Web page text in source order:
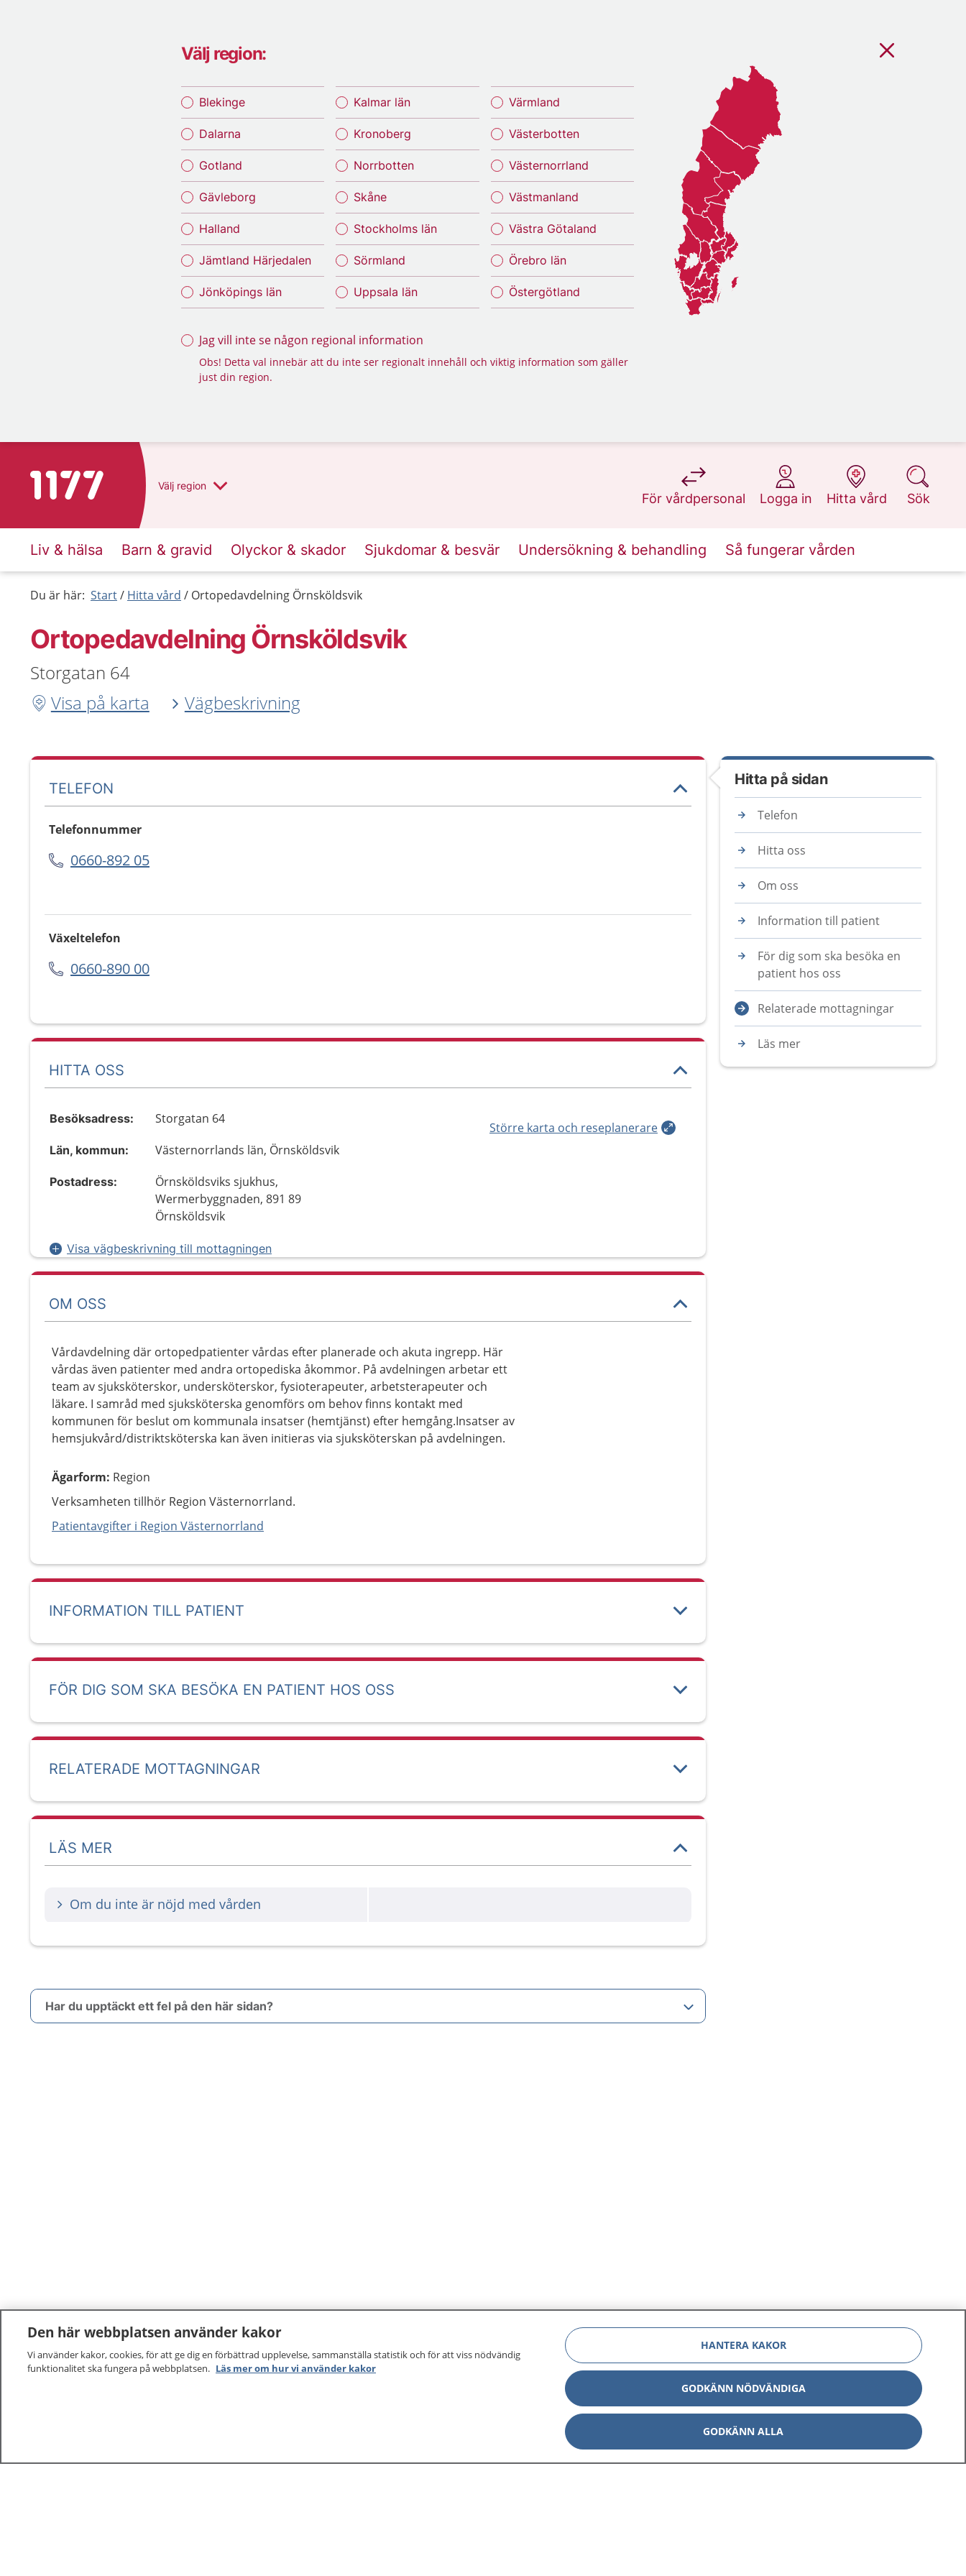
Välj region:
Blekinge
Dalarna
Gotland
Gävleborg
Halland
Jämtland Härjedalen
Jönköpings län
Kalmar län
Kronoberg
Norrbotten
Skåne
Stockholms län
Sörmland
Uppsala län
Värmland
Västerbotten
Västernorrland
Västmanland
Västra Götaland
Örebro län
Östergötland
Jag vill inte se någon regional information
Obs! Detta val innebär att du inte ser regionalt innehåll och viktig information som gäller
just din region.
Till startsidan för 1177 Välj region
För vårdpersonal
på 1177.se
Logga in
på 1177.se
Hitta vård
på 1177.se
Sök
på 1177.se
Liv & hälsa Barn & gravid Olyckor & skador Sjukdomar & besvär Undersökning & behandling Så fungerar vården
Du är här: Start Hitta vård Ortopedavdelning Örnsköldsvik
Ortopedavdelning Örnsköldsvik
Storgatan 64
Visa på karta
Vägbeskrivning
TELEFON
Telefonnummer
0660-892 05
Växeltelefon
0660-890 00
HITTA OSS
Större karta och reseplanerare
Besöksadress: Storgatan 64
Län, kommun: Västernorrlands län, Örnsköldsvik
Postadress:
Örnsköldsviks sjukhus,
Wermerbyggnaden, 891 89
Örnsköldsvik
Visa vägbeskrivning till mottagningen
OM OSS
Vårdavdelning där ortopedpatienter vårdas efter planerade och akuta ingrepp. Här
vårdas även patienter med andra ortopediska åkommor. På avdelningen arbetar ett
team av sjuksköterskor, undersköterskor, fysioterapeuter, arbetsterapeuter och
läkare. I samråd med sjuksköterska genomförs om behov finns kontakt med
kommunen för beslut om kommunala insatser (hemtjänst) efter hemgång.Insatser av
hemsjukvård/distriktsköterska kan även initieras via sjuksköterskan på avdelningen.
Ägarform: Region
Verksamheten tillhör Region Västernorrland.
Patientavgifter i Region Västernorrland
INFORMATION TILL PATIENT
FÖR DIG SOM SKA BESÖKA EN PATIENT HOS OSS
RELATERADE MOTTAGNINGAR
LÄS MER
Om du inte är nöjd med vården
Har du upptäckt ett fel på den här sidan?
Hitta på sidan
Telefon
Hitta oss
Om oss
Information till patient
För dig som ska besöka en
patient hos oss
Relaterade mottagningar
Läs mer
Den här webbplatsen använder kakor
Vi använder kakor, cookies, för att ge dig en förbättrad upplevelse, sammanställa statistik och för att viss nödvändig
funktionalitet ska fungera på webbplatsen. Läs mer om hur vi använder kakor
HANTERA KAKOR
GODKÄNN NÖDVÄNDIGA
GODKÄNN ALLA